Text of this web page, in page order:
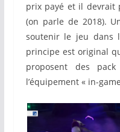
prix payé et il devrait
(on parle de 2018).
soutenir le jeu dans
principe est original
proposent des
l’équipement « in-